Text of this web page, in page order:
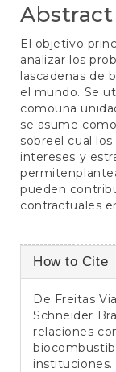
Abstract
El objetivo
analizar los
lascadenas de
el mundo. Se
comouna
se asume
sobreel cual
intereses y
pueden
contractuales
Article
Details
How to Cite
De Freitas
Schneider
relaciones
instituciones.